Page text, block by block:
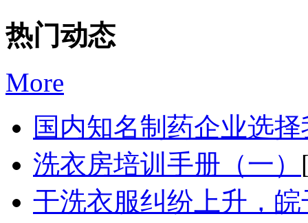
热门动态
More
国内知名制药企业选择
洗衣房培训手册（一）
干洗衣服纠纷上升，皖